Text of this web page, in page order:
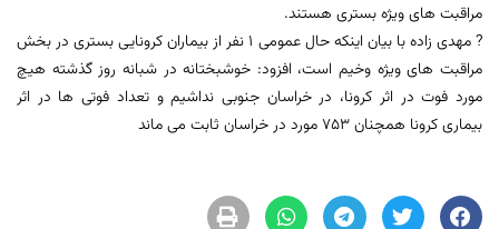
مراقبت های ویژه بستری هستند.
? مهدی زاده با بیان اینکه حال عمومی 1 نفر از بیماران کرونایی بستری در بخش
مراقبت های ویژه وخیم است، افزود: خوشبختانه در شبانه روز گذشته هیچ
مورد فوت در اثر کرونا، در خراسان جنوبی نداشیم و تعداد فوتی ها در اثر
بیماری کرونا همچنان 753 مورد در خراسان ثابت می ماند